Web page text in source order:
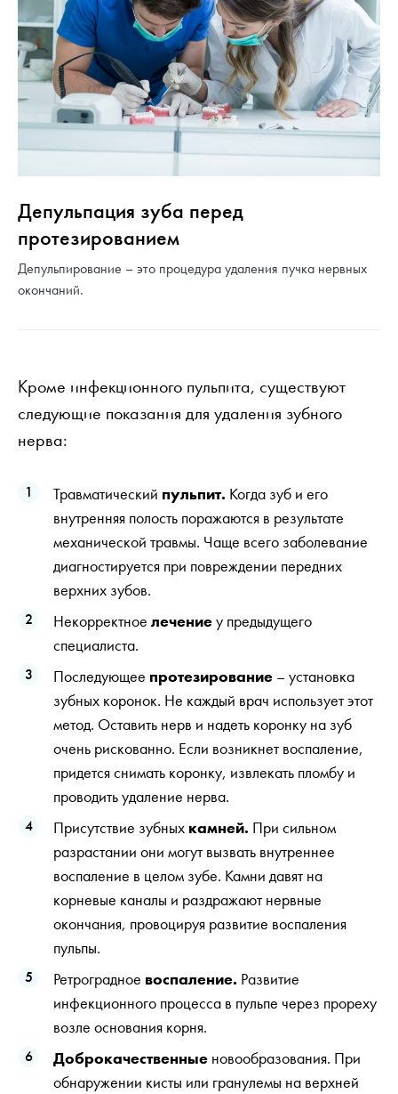
Депульпация зуба перед
протезированием
Депульпирование – это процедура удаления пучка нервных
окончаний.
Кроме инфекционного пульпита, существуют
следующие показания для удаления зубного
нерва:
Травматический пульпит. Когда зуб и его
внутренняя полость поражаются в результате
механической травмы. Чаще всего заболевание
диагностируется при повреждении передних
верхних зубов.
Некорректное лечениеу предыдущего
специалиста.
Последующее протезирование – установка
зубных коронок. Не каждый врач использует этот
метод. Оставить нерв и надеть коронку на зуб
очень рискованно. Если возникнет воспаление,
придется снимать коронку, извлекать пломбу и
проводить удаление нерва.
Присутствие зубных камней. При сильном
разрастании они могут вызвать внутреннее
воспаление в целом зубе. Камни давят на
корневые каналы и раздражают нервные
окончания, провоцируя развитие воспаления
пульпы.
Ретроградное воспаление. Развитие
инфекционного процесса в пульпе через прореху
возле основания корня.
Доброкачественные новообразования. При
обнаружении кисты или гранулемы на верхней